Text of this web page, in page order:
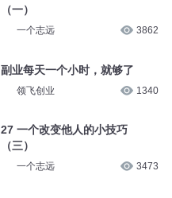
（一）
一个志远 3862
副业每天一个小时，就够了
领飞创业 1340
27 一个改变他人的小技巧
（三）
一个志远 3473